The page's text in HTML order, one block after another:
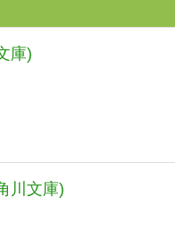
庫)
川文庫)